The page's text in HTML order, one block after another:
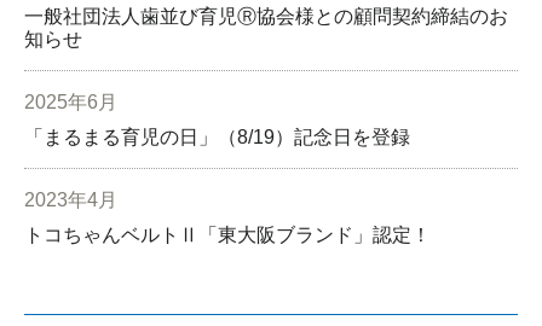
一般社団法人歯並び育児Ⓡ協会様との顧問契約締結のお
知らせ
2025年6月
「まるまる育児の日」（8/19）記念日を登録
2023年4月
トコちゃんベルトⅡ「東大阪ブランド」認定！